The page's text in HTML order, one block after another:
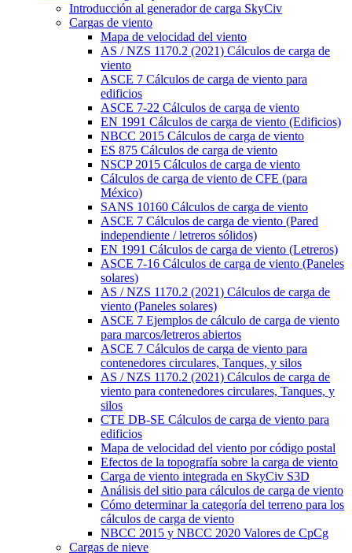
Introducción al generador de carga SkyCiv
Cargas de viento
Mapa de velocidad del viento
AS / NZS 1170.2 (2021) Cálculos de carga de
viento
ASCE 7 Cálculos de carga de viento para
edificios
ASCE 7-22 Cálculos de carga de viento
EN 1991 Cálculos de carga de viento (Edificios)
NBCC 2015 Cálculos de carga de viento
ES 875 Cálculos de carga de viento
NSCP 2015 Cálculos de carga de viento
Cálculos de carga de viento de CFE (para
México)
SANS 10160 Cálculos de carga de viento
ASCE 7 Cálculos de carga de viento (Pared
independiente / letreros sólidos)
EN 1991 Cálculos de carga de viento (Letreros)
ASCE 7-16 Cálculos de carga de viento (Paneles
solares)
AS / NZS 1170.2 (2021) Cálculos de carga de
viento (Paneles solares)
ASCE 7 Ejemplos de cálculo de carga de viento
para marcos/letreros abiertos
ASCE 7 Cálculos de carga de viento para
contenedores circulares, Tanques, y silos
AS / NZS 1170.2 (2021) Cálculos de carga de
viento para contenedores circulares, Tanques, y
silos
CTE DB-SE Cálculos de carga de viento para
edificios
Mapa de velocidad del viento por código postal
Efectos de la topografía sobre la carga de viento
Carga de viento integrada en SkyCiv S3D
Análisis del sitio para cálculos de carga de viento
Cómo determinar la categoría del terreno para los
cálculos de carga de viento
NBCC 2015 y NBCC 2020 Valores de CpCg
Cargas de nieve